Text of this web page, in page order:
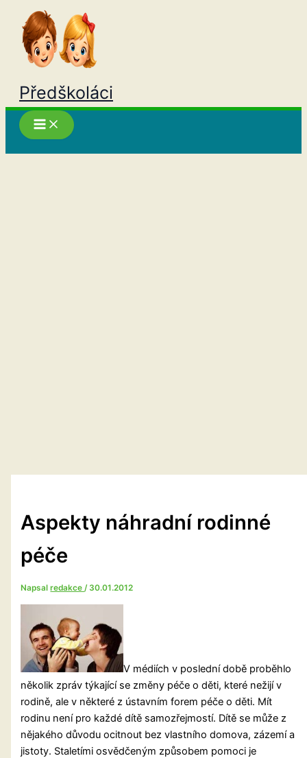
Přeskočit
obsah
Předškoláci
Aspekty náhradní rodinné
péče
Napsalredakce/ 30.01.2012
V médiích v poslední době proběhlo
několik zpráv týkající se změny péče o děti, které nežijí v
rodině, ale v některé z ústavním forem péče o děti. Mít
rodinu není pro každé dítě samozřejmostí. Dítě se může z
nějakého důvodu ocitnout bez vlastního domova, zázemí a
jistoty. Staletími osvědčeným způsobem pomoci je